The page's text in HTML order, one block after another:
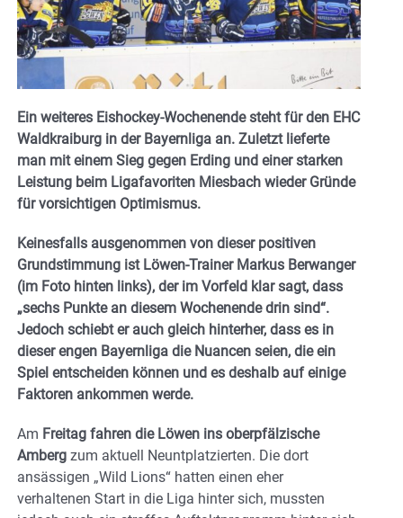
Ein weiteres Eishockey-Wochenende steht für den EHC
Waldkraiburg in der Bayernliga an. Zuletzt lieferte
man mit einem Sieg gegen Erding und einer starken
Leistung beim Ligafavoriten Miesbach wieder Gründe
für vorsichtigen Optimismus.
Keinesfalls ausgenommen von dieser positiven
Grundstimmung ist Löwen-Trainer Markus Berwanger
(im Foto hinten links), der im Vorfeld klar sagt, dass
„sechs Punkte an diesem Wochenende drin sind“.
Jedoch schiebt er auch gleich hinterher, dass es in
dieser engen Bayernliga die Nuancen seien, die ein
Spiel entscheiden können und es deshalb auf einige
Faktoren ankommen werde.
Am Freitag fahren die Löwen ins oberpfälzische
Amberg zum aktuell Neuntplatzierten. Die dort
ansässigen „Wild Lions“ hatten einen eher
verhaltenen Start in die Liga hinter sich, mussten